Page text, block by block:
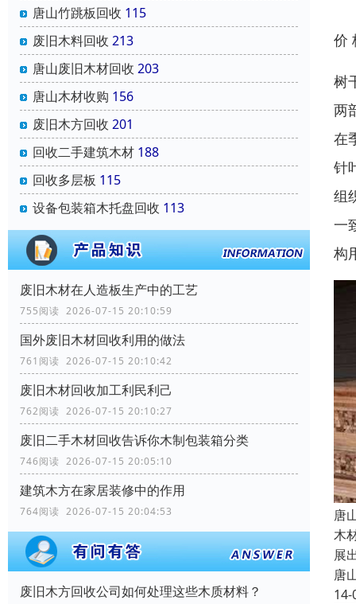
唐山竹跳板回收 115
废旧木料回收 213
唐山废旧木材回收 203
唐山木材收购 156
废旧木方回收 201
回收二手建筑木材 188
回收多层板 115
设备包装箱木托盘回收 113
废旧木材在人造板生产中的工艺
755阅读 2026-07-15 20:10:59
国外废旧木材回收利用的做法
761阅读 2026-07-15 20:10:42
废旧木材回收加工利民利己
762阅读 2026-07-15 20:10:27
废旧二手木材回收告诉你木制包装箱分类
746阅读 2026-07-15 20:05:10
建筑木方在家居装修中的作用
764阅读 2026-07-15 20:04:53
废旧木方回收公司如何处理这些木质材料？
价
树
两
在
针
组
一
构
唐
木
展
唐
14-